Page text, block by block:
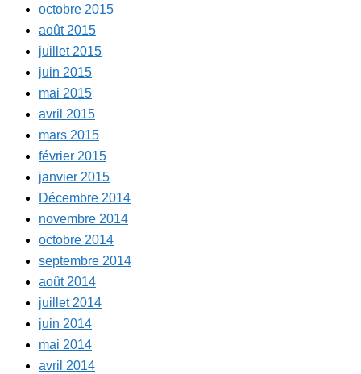
octobre 2015
août 2015
juillet 2015
juin 2015
mai 2015
avril 2015
mars 2015
février 2015
janvier 2015
Décembre 2014
novembre 2014
octobre 2014
septembre 2014
août 2014
juillet 2014
juin 2014
mai 2014
avril 2014